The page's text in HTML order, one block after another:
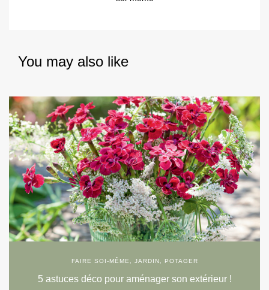
You may also like
FAIRE SOI-MÊME JARDIN POTAGER
5 astuces déco pour aménager son extérieur !